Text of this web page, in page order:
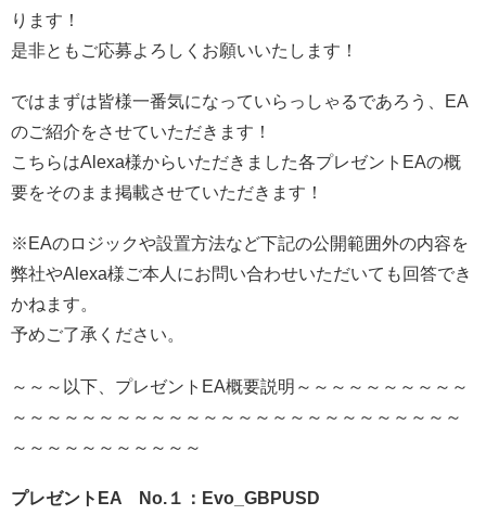
ります！
是非ともご応募よろしくお願いいたします！
ではまずは皆様一番気になっていらっしゃるであろう、EA
のご紹介をさせていただきます！
こちらはAlexa様からいただきました各プレゼントEAの概
要をそのまま掲載させていただきます！
※EAのロジックや設置方法など下記の公開範囲外の内容を
弊社やAlexa様ご本人にお問い合わせいただいても回答でき
かねます。
予めご了承ください。
～～～以下、プレゼントEA概要説明～～～～～～～～～～
～～～～～～～～～～～～～～～～～～～～～～～～～～
～～～～～～～～～～～
プレゼントEA No.１：Evo_GBPUSD